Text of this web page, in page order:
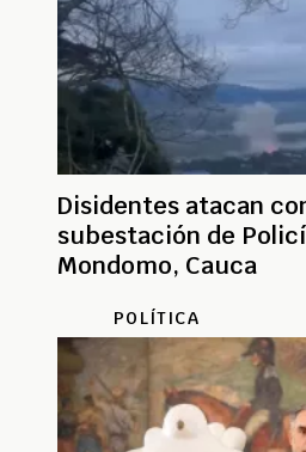
Disidentes atacan
subestación de
Mondomo, Cauca
POLÍTICA